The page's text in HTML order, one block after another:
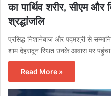
का पार्थिव शरीर, सीएम और
श्रद्धांजलि
प्रसिद्ध निशानेबाज और पद्मश्री से
शाम देहरादून स्थित उनके आवास पर
Read More »